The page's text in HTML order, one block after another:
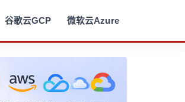
谷歌云GCP 微软云Azure